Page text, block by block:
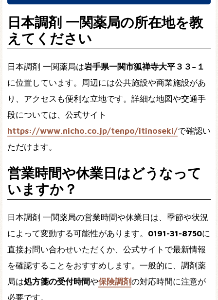
日本調剤 一関薬局の所在地を教
えてください
日本調剤 一関薬局は岩手県一関市狐禅寺大平３３−１
に位置しています。周辺には公共施設や商業施設があ
り、アクセスも便利な立地です。詳細な地図や交通手
段については、公式サイト
https://www.nicho.co.jp/tenpo/itinoseki/で確認い
ただけます。
営業時間や休業日はどうなって
いますか？
日本調剤 一関薬局の営業時間や休業日は、季節や状況
によって変動する可能性があります。 0191-31-8750に
直接お問い合わせいただくか、公式サイトで最新情報
を確認することをおすすめします。一般的に、調剤薬
局は処方箋の受付時間や保険調剤の対応時間に注意が
必要です。